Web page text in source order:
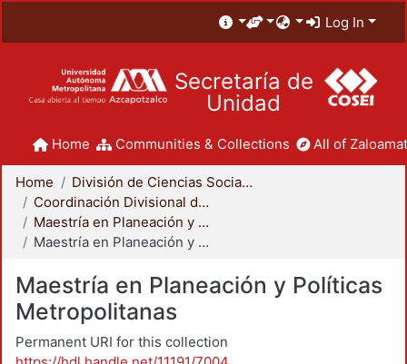
Log In
Secretaría de
Unidad
Home Communities & Collections All of
Home
División de Ciencias Sociales y Humanidades
Coordinación Divisional de Posgrado
Maestría en Planeación y Políticas Metropolitanas
Maestría en Planeación y Políticas Metropolitanas
Maestría en Planeación y Políticas
Metropolitanas
Permanent URI for this collection